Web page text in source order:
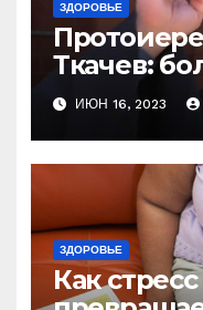
ЗДОРОВЬЕ
Ткачев:
— это
Вот те раз!
ИЮН 16, 2023
ЗДОРОВЬЕ
Как